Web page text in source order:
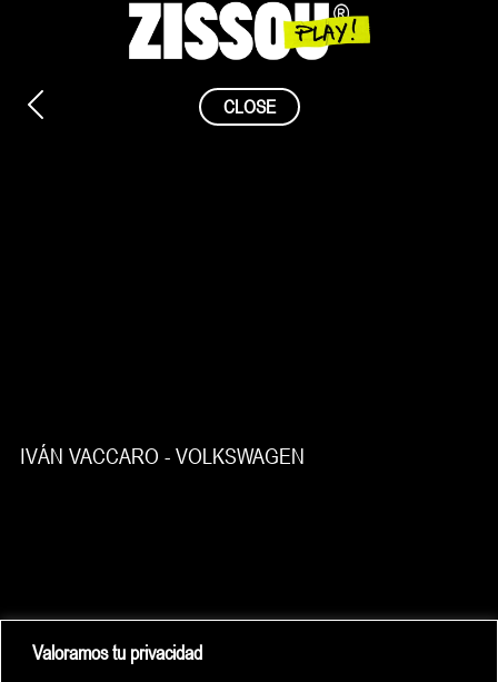
Valoramos tu privacidad
CLOSE
IVÁN VACCARO - VOLKSWAGEN